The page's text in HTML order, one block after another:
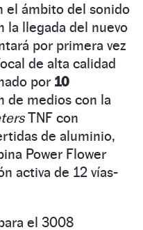
el ámbito del sonido
la llegada del nuevo
por primera vez
de alta calidad
por 10
de medios con la
TNF con
de aluminio,
Power Flower
activa de 12 vías-